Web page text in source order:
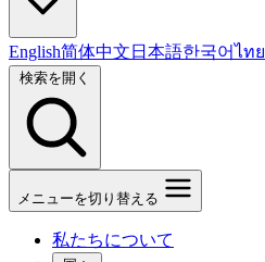
English简体中文 日本語한국어ไทย
検索を開く
メニューを切り替える
私たちについて